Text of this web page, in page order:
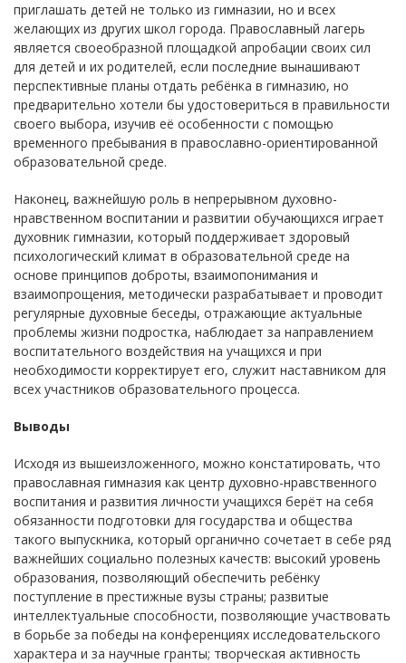
приглашать детей не только из гимназии, но и всех
желающих из других школ города. Православный лагерь
является своеобразной площадкой апробации своих сил
для детей и их родителей, если последние вынашивают
перспективные планы отдать ребёнка в гимназию, но
предварительно хотели бы удостовериться в правильности
своего выбора, изучив её особенности с помощью
временного пребывания в православно-ориентированной
образовательной среде.
Наконец, важнейшую роль в непрерывном духовно-
нравственном воспитании и развитии обучающихся играет
духовник гимназии, который поддерживает здоровый
психологический климат в образовательной среде на
основе принципов доброты, взаимопонимания и
взаимопрощения, методически разрабатывает и проводит
регулярные духовные беседы, отражающие актуальные
проблемы жизни подростка, наблюдает за направлением
воспитательного воздействия на учащихся и при
необходимости корректирует его, служит наставником для
всех участников образовательного процесса.
Выводы
Исходя из вышеизложенного, можно констатировать, что
православная гимназия как центр духовно-нравственного
воспитания и развития личности учащихся берёт на себя
обязанности подготовки для государства и общества
такого выпускника, который органично сочетает в себе ряд
важнейших социально полезных качеств: высокий уровень
образования, позволяющий обеспечить ребёнку
поступление в престижные вузы страны; развитые
интеллектуальные способности, позволяющие участвовать
в борьбе за победы на конференциях исследовательского
характера и за научные гранты; творческая активность